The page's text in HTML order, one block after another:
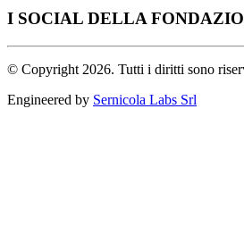
I SOCIAL DELLA
© Copyright 2026. Tutti i diritti sono
Engineered by Sernicola Labs Srl